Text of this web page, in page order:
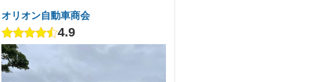
オリオン自動車商会
4.9